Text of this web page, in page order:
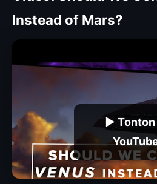
Instead of Mars?
▶ Tonton